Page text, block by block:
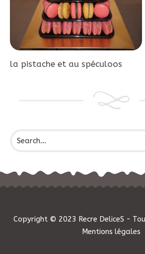
la pistache et au spéculoos
Copyright © 2023 Recre DeliceS -
Mentions légales